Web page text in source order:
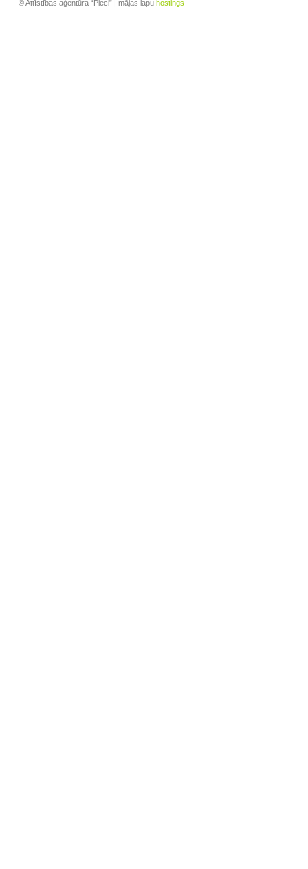
© Attīstības aģentūra “Pieci” | mājas lapu hostings